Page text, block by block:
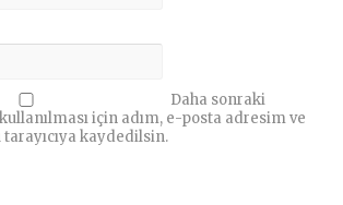
Daha sonraki
için adım, e-posta adresim ve
kaydedilsin.